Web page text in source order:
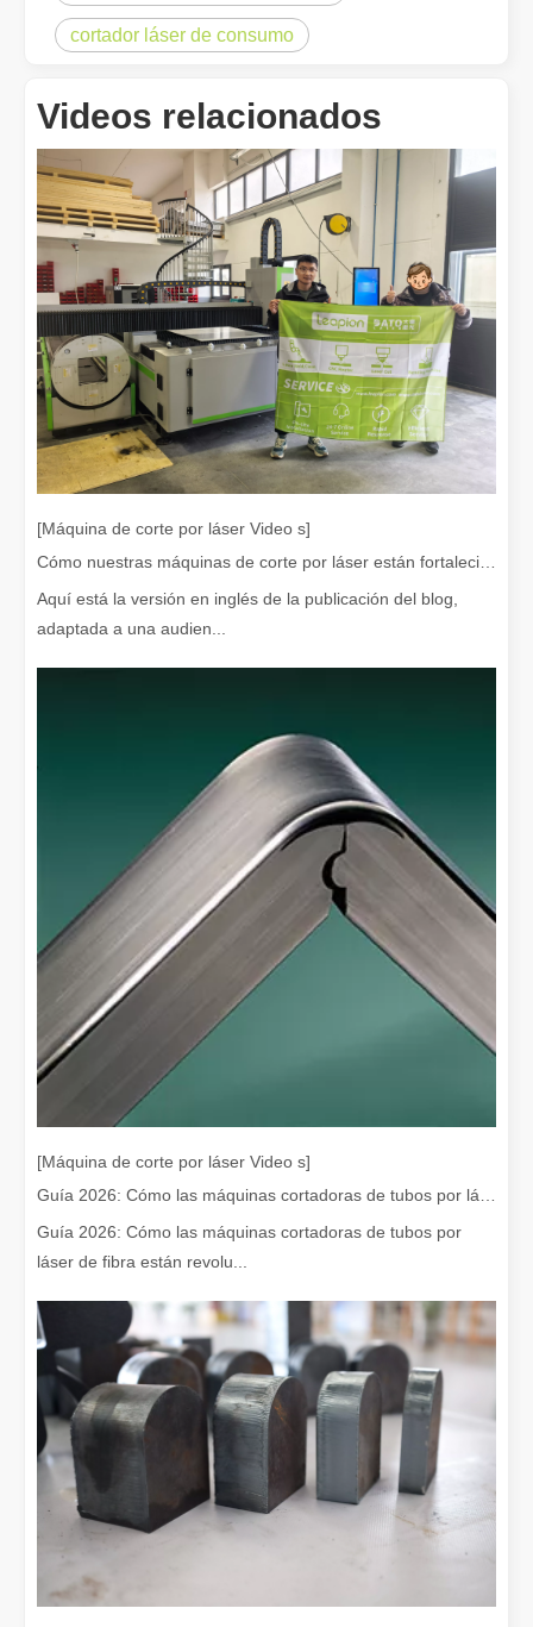
Eliminación de pintura con láser, debe elegir la mejor forma de eliminar la pintura
¿Cuánto cuesta una cortadora láser? ¿Cómo elegir la mejor?
Las máquinas de corte por láser son una herramienta
¿Es caro el dispositivo de soldadura láser? ¿Cómo comprar uno rentable?
En la fabricación y la ingeniería modernas, la precisión y la
¡Nuestros socios internacionales viajaron miles de kilómetros para visitar nuestra fábrica y presenciar la magia de la tecnología de corte por láser!
¡Nuestros socios internacionales viajaron miles de millas para
Saliendo del ajetreo y el bullicio, nos embarcamos en un viaje
cortador láser de consumo
Videos relacionados
[Máquina de corte por láser Video s]
Aquí está la versión en inglés de la publicación del blog,
adaptada a una audien...
[Máquina de corte por láser Video s]
Guía 2026: Cómo las máquinas cortadoras de tubos por
láser de fibra están revolu...